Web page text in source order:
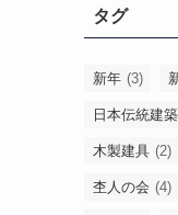
タグ
新年 (3)
日本伝統建
木製建具 (2)
杢人の会 (4)